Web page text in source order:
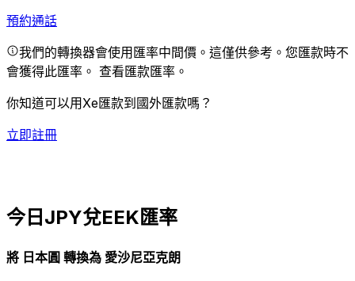
預約通話
我們的轉換器會使用匯率中間價。這僅供參考。您匯款時不
會獲得此匯率。 查看匯款匯率。
你知道可以用Xe匯款到國外匯款嗎？
立即註冊
今日JPY兌EEK匯率
將 日本圓 轉換為 愛沙尼亞克朗